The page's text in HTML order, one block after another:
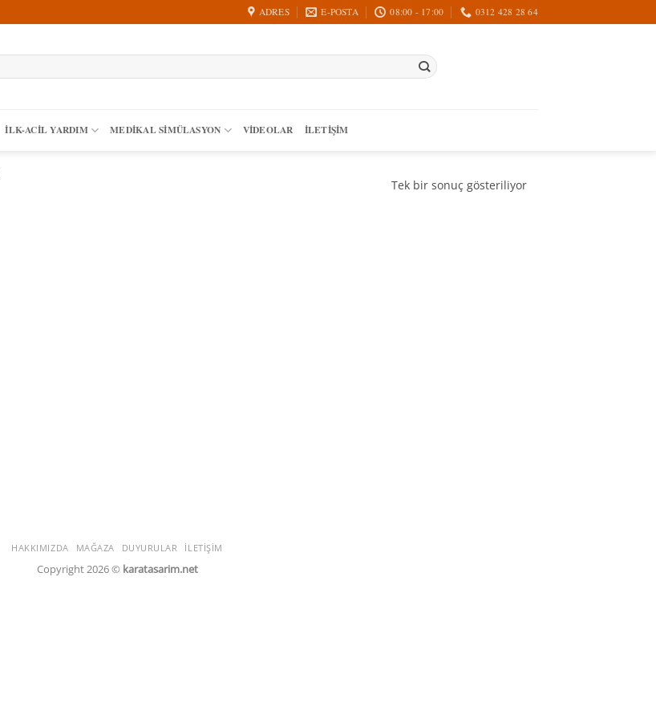
ADRES E-POSTA 08:00 - 17:00 0312 428 28 64
İLK-ACIL YARDIM MEDIKAL SIMÜLASYON VİDEOLAR İLETIŞIM
Tek bir sonuç gösteriliyor
HAKKIMIZDA MAĞAZA DUYURULAR İLETIŞIM
Copyright 2026 © karatasarim.net